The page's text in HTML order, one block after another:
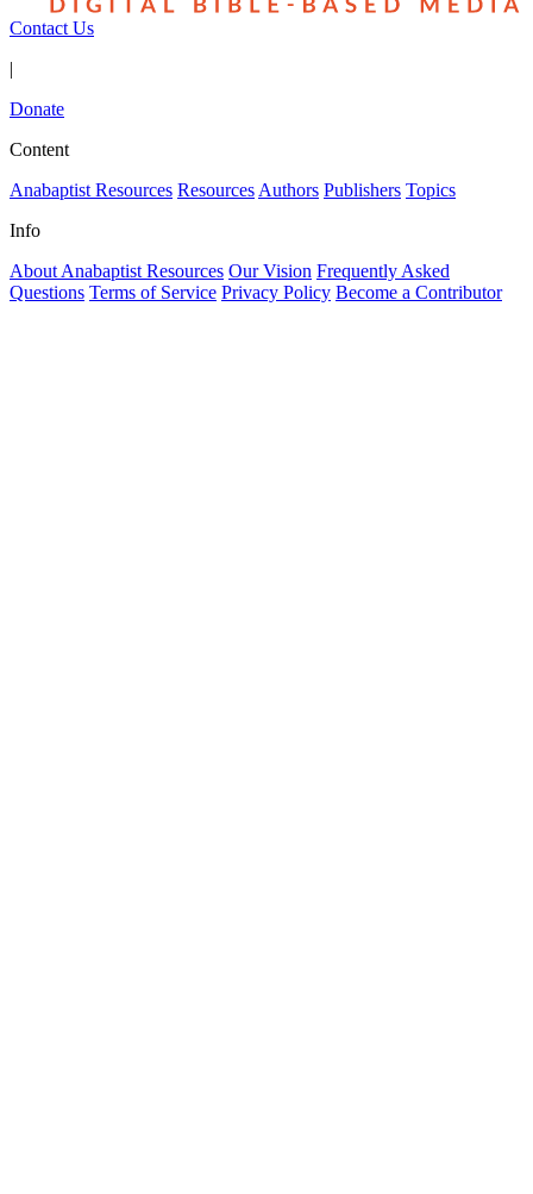
Contact Us
|
Donate
Content
Anabaptist Resources Resources Authors Publishers Topics
Info
About Anabaptist Resources Our Vision Frequently Asked
Questions Terms of Service Privacy Policy Become a Contributor